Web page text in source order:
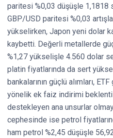
paritesi %0,03 düşüşle 1,1818
GBP/USD paritesi %0,03
yükselirken, Japon yeni dolar
kaybetti. Değerli metallerde
%1,27 yükselişle 4.560 dolar
platin fiyatlarında da sert
bankalarının güçlü alımları,
yönelik ek faiz indirimi
destekleyen ana unsurlar
cephesinde ise petrol
ham petrol %2,45 düşüşle